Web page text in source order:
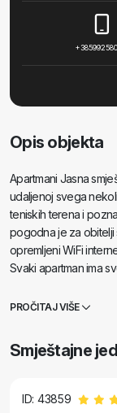
Opis objekta
Apartmani Jasna
udaljenoj svega
teniskih terena i
pogodna je za obitelji
opremljeni WiFi
Svaki apartman ima
druženja i zabave.
prodavaonicama
ponudu
PROČITAJ VIŠE
Smještajne
ID: 43859